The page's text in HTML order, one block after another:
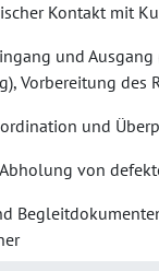
Kontakt mit
und
Vorbereitung des
und
von